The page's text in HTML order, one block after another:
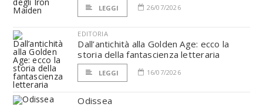
LEGGI 26/07/2026
EDITORIA
Dall’antichità alla Golden Age: ecco la
storia della fantascienza letteraria
LEGGI 16/07/2026
Odissea